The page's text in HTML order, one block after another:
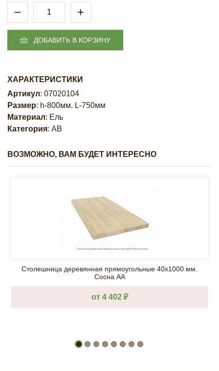
ДОБАВИТЬ В КОРЗИНУ
ХАРАКТЕРИСТИКИ
Артикул: 07020104
Размер: h-800мм. L-750мм
Материал: Ель
Категория: АВ
ВОЗМОЖНО, ВАМ БУДЕТ ИНТЕРЕСНО
Столешница деревянная прямоугольные 40х1000 мм.
Сосна АА
от 4 402 ₽